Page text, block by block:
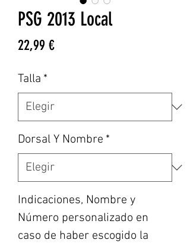
PSG 2013 Local
22,99 €Precio
Talla *
Dorsal Y Nombre *
Indicaciones, Nombre y
Número personalizado en
caso de haber escogido la